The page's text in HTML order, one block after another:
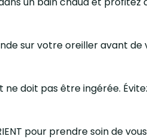
sur votre oreiller avant
ne doit pas être ingérée.
pour prendre soin de